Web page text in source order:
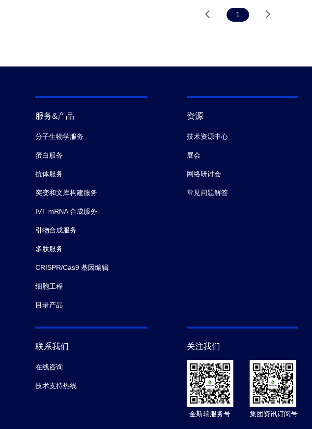
1
服务&产品
分子生物学服务
蛋白服务
抗体服务
突变和文库构建服务
IVT mRNA 合成服务
引物合成服务
多肽服务
CRISPR/Cas9 基因编辑
细胞工程
目录产品
资源
技术资源中心
展会
网络研讨会
常见问题解答
联系我们
在线咨询
技术支持热线
关注我们
金斯瑞服务号 集团资讯订阅号